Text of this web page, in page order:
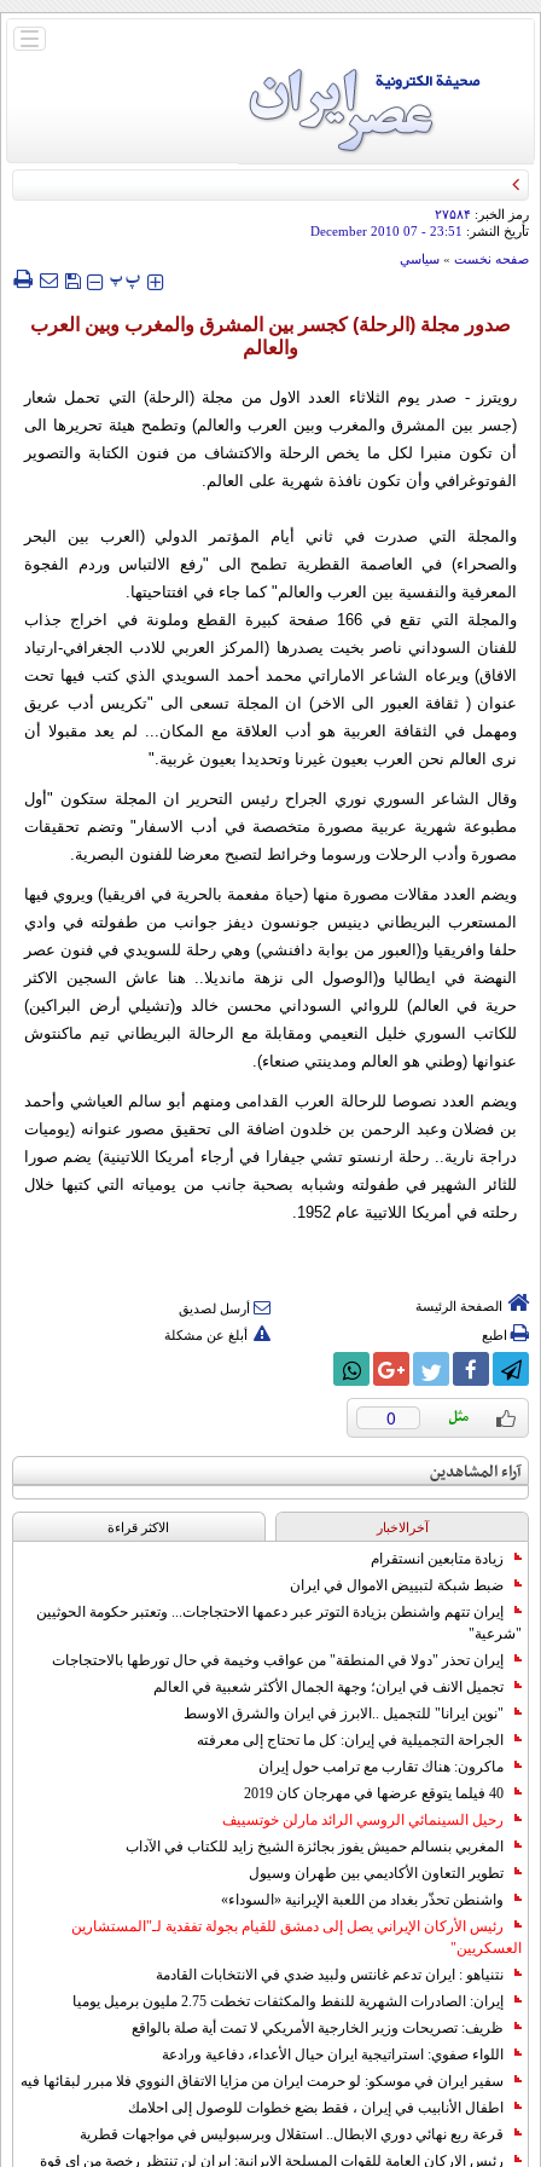
باز
رمز الخبر: ۲۷۵۸۴
تأريخ النشر: 23:51
- 07 December 2010
صفحه نخست » سياسي
‍‍‍ پپ
صدور مجلة (الرحلة) كجسر بين المشرق والمغرب وبين العرب
والعالم
رويترز - صدر يوم الثلاثاء العدد الاول من مجلة (الرحلة) التي تحمل شعار
(جسر بين المشرق والمغرب وبين العرب والعالم) وتطمح هيئة تحريرها الى
أن تكون منبرا لكل ما يخص الرحلة والاكتشاف من فنون الكتابة والتصوير
الفوتوغرافي وأن تكون نافذة شهرية على العالم.
والمجلة التي صدرت في ثاني أيام المؤتمر الدولي (العرب بين البحر
والصحراء) في العاصمة القطرية تطمح الى "رفع الالتباس وردم الفجوة
المعرفية والنفسية بين العرب والعالم" كما جاء في افتتاحيتها.
والمجلة التي تقع في 166 صفحة كبيرة القطع وملونة في اخراج جذاب
للفنان السوداني ناصر بخيت يصدرها (المركز العربي للادب الجغرافي-ارتياد
الافاق) ويرعاه الشاعر الاماراتي محمد أحمد السويدي الذي كتب فيها تحت
عنوان ( ثقافة العبور الى الاخر) ان المجلة تسعى الى "تكريس أدب عريق
ومهمل في الثقافة العربية هو أدب العلاقة مع المكان... لم يعد مقبولا أن
نرى العالم نحن العرب بعيون غيرنا وتحديدا بعيون غربية."
وقال الشاعر السوري نوري الجراح رئيس التحرير ان المجلة ستكون "أول
مطبوعة شهرية عربية مصورة متخصصة في أدب الاسفار" وتضم تحقيقات
مصورة وأدب الرحلات ورسوما وخرائط لتصبح معرضا للفنون البصرية.
ويضم العدد مقالات مصورة منها (حياة مفعمة بالحرية في افريقيا) ويروي فيها
المستعرب البريطاني دينيس جونسون ديفز جوانب من طفولته في وادي
حلفا وافريقيا و(العبور من بوابة دافنشي) وهي رحلة للسويدي في فنون عصر
النهضة في ايطاليا و(الوصول الى نزهة مانديلا.. هنا عاش السجين الاكثر
حرية في العالم) للروائي السوداني محسن خالد و(تشيلي أرض البراكين)
للكاتب السوري خليل النعيمي ومقابلة مع الرحالة البريطاني تيم ماكنتوش
عنوانها (وطني هو العالم ومدينتي صنعاء).
ويضم العدد نصوصا للرحالة العرب القدامى ومنهم أبو سالم العياشي وأحمد
بن فضلان وعبد الرحمن بن خلدون اضافة الى تحقيق مصور عنوانه (يوميات
دراجة نارية.. رحلة ارنستو تشي جيفارا في أرجاء أمريكا اللاتينية) يضم صورا
للثائر الشهير في طفولته وشبابه بصحبة جانب من يومياته التي كتبها خلال
رحلته في أمريكا اللاتيية عام 1952.
الصفحة الرئيسة
أرسل لصديق
اطبع
أبلغ عن مشكلة
0
آراء المشاهدين
آخرالاخبار الاکثر قراءة
زيادة متابعين انستقرام
ضبط شبكة لتبييض الاموال في ايران
إيران تتهم واشنطن بزيادة التوتر عبر دعمها الاحتجاجات... وتعتبر حكومة الحوثيين
"شرعية"
إيران تحذر "دولا في المنطقة" من عواقب وخيمة في حال تورطها بالاحتجاجات
تجميل الانف في ايران؛ وجهة الجمال الأكثر شعبية في العالم
"نوين ايرانا" للتجميل ..الابرز في ايران والشرق الاوسط
الجراحة التجميلية في إيران: كل ما تحتاج إلى معرفته
ماكرون: هناك تقارب مع ترامب حول إيران
40 فيلما يتوقع عرضها في مهرجان كان 2019
رحيل السينمائي الروسي الرائد مارلن خوتسييف
المغربي بنسالم حميش يفوز بجائزة الشيخ زايد للكتاب في الآداب
تطوير التعاون الأكاديمي بين طهران وسيول
واشنطن تحذّر بغداد من اللعبة الإيرانية «السوداء»
رئيس الأركان الإيراني يصل إلى دمشق للقيام بجولة تفقدية لـ"المستشارين
العسكريين"
نتنياهو : ايران تدعم غانتس ولبيد ضدي في الانتخابات القادمة
إيران: الصادرات الشهریة للنفط والمكثفات تخطت 2.75 مليون برميل يوميا
ظريف: تصريحات وزير الخارجية الأمريكي لا تمت أية صلة بالواقع
اللواء صفوي: استراتيجية ايران حيال الأعداء، دفاعية ورادعة
سفير ايران في موسكو: لو حرمت ايران من مزايا الاتفاق النووي فلا مبرر لبقائها فيه
اطفال الأنابيب في إيران ، فقط بضع خطوات للوصول إلى احلامك
قرعة ربع نهائي دوري الابطال.. استقلال وبرسبوليس في مواجهات قطرية
رئيس الاركان العامة للقوات المسلحة الايرانية: ايران لن تنتظر رخصة من اي قوة